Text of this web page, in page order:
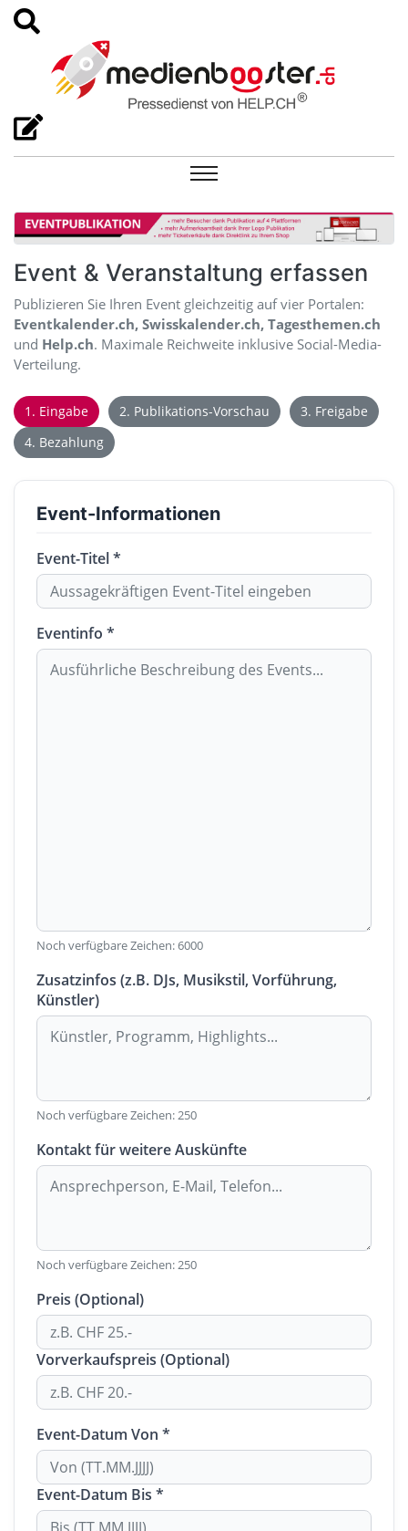
Event & Veranstaltung erfassen
Publizieren Sie Ihren Event gleichzeitig auf vier Portalen:
Eventkalender.ch, Swisskalender.ch, Tagesthemen.ch
und Help.ch. Maximale Reichweite inklusive Social-Media-
Verteilung.
1. Eingabe 2. Publikations-Vorschau
3. Freigabe
4. Bezahlung
Event-Informationen
Event-Titel *
Eventinfo *
Noch verfügbare Zeichen:6000
Zusatzinfos (z.B. DJs, Musikstil, Vorführung,
Künstler)
Noch verfügbare Zeichen:250
Kontakt für weitere Auskünfte
Noch verfügbare Zeichen:250
Preis (Optional)
Vorverkaufspreis (Optional)
Event-Datum Von *
Event-Datum Bis *